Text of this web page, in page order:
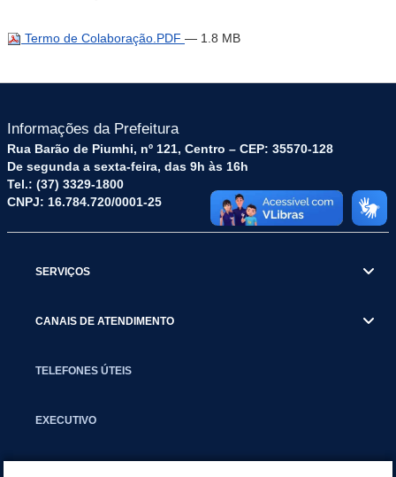
Termo de Colaboração.PDF — 1.8 MB
Informações da Prefeitura
Rua Barão de Piumhi, nº 121, Centro – CEP: 35570-128
De segunda a sexta-feira, das 9h às 16h
Tel.: (37) 3329-1800
CNPJ: 16.784.720/0001-25
SERVIÇOS
CANAIS DE ATENDIMENTO
TELEFONES ÚTEIS
EXECUTIVO